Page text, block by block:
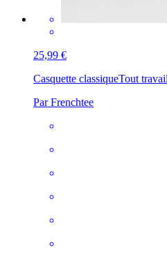
25,99 €
Casquette classiqueTout
Par Frenchtee